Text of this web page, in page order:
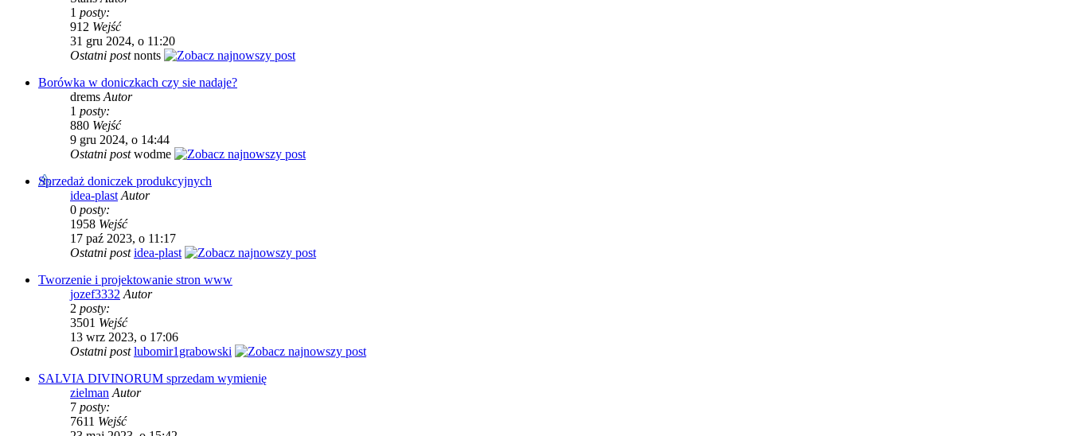
1 posty:
912 Wejść
31 gru 2024, o 11:20
Ostatni postnonts
Borówka w doniczkach czy sie nadaje?
drems Autor
1 posty:
880 Wejść
9 gru 2024, o 14:44
Ostatni postwodme
Sprzedaż doniczek produkcyjnych
idea-plast Autor
0 posty:
1958 Wejść
17 paź 2023, o 11:17
Ostatni postidea-plast
Tworzenie i projektowanie stron www
jozef3332 Autor
2 posty:
3501 Wejść
13 wrz 2023, o 17:06
Ostatni postlubomir1grabowski
SALVIA DIVINORUM sprzedam wymienię
zielman Autor
7 posty:
7611 Wejść